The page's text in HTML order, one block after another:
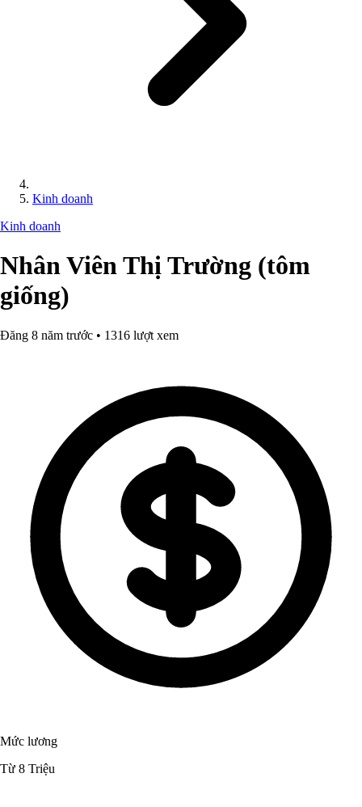
Kinh doanh
Kinh doanh
Nhân Viên Thị Trường (tôm
giống)
Đăng 8 năm trước • 1316 lượt xem
Mức lương
Từ 8 Triệu